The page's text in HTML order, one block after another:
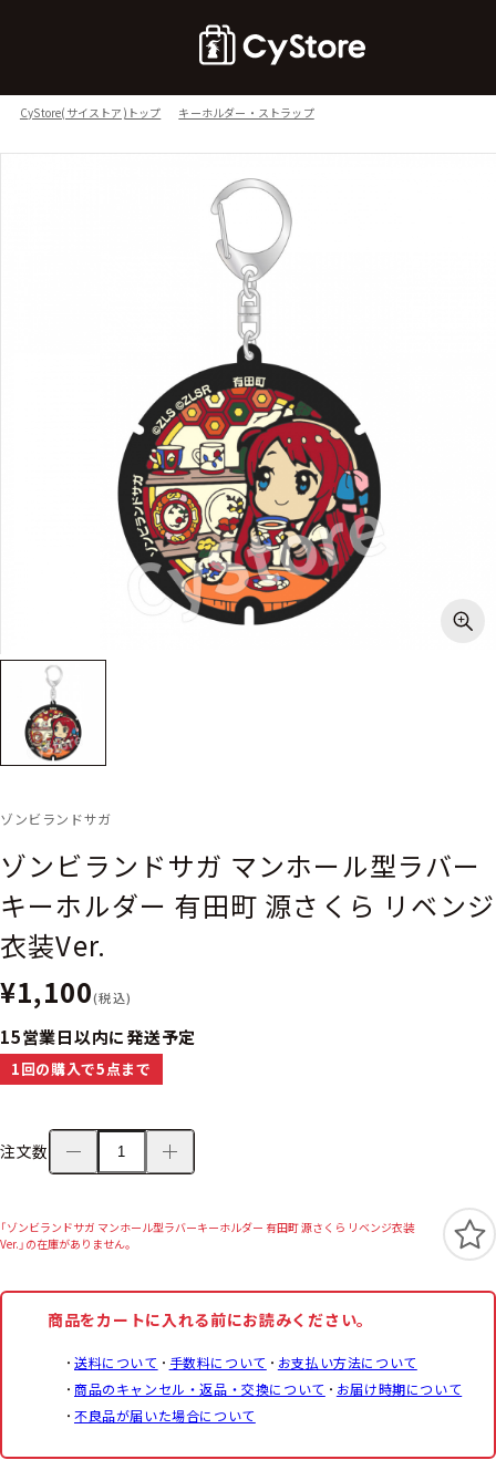
CyStore(サイストア)トップ キーホルダー・ストラップ
ゾンビランドサガ
ゾンビランドサガ マンホール型ラバー
キーホルダー 有田町 源さくら リベンジ
衣装Ver.
¥1,100(税込)
15営業日以内に発送予定
1回の購入で5点まで
注文数
「ゾンビランドサガ マンホール型ラバーキーホルダー 有田町 源さくら リベンジ衣装
Ver.」の在庫がありません。
商品をカートに入れる前にお読みください。
送料について 手数料について
お支払い方法について
商品のキャンセル・返品・交換について
お届け時期について
不良品が届いた場合について